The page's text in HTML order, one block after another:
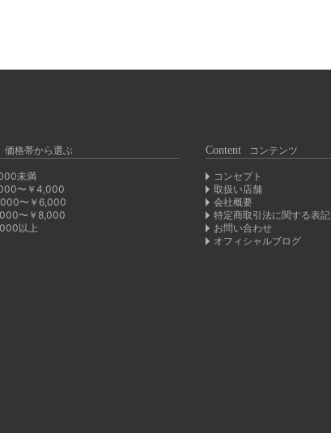
価格帯から選ぶ
未満
〜￥4,000
〜￥6,000
〜￥8,000
以上
Content コンテンツ
コンセプト
取扱い店舗
会社概要
特定商取引法に関する表記
お問い合わせ
オフィシャルブログ